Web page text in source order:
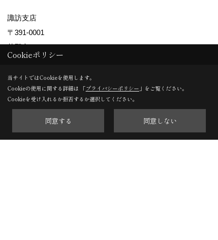
諏訪支店
〒391-0001
茅野市ちの2767-2
軽井沢支店
〒389-0111
Cookieポリシー
当サイトではCookieを使用します。
Cookieの使用に関する詳細は 「プライバシーポリシー 」をご覧ください。
Cookieを受け入れるか拒否するか選択してください。
同意する 同意しない